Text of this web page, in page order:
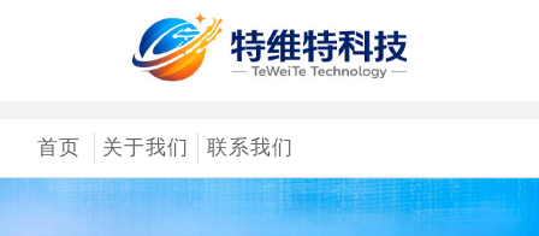
首页 关于我们 联系我们